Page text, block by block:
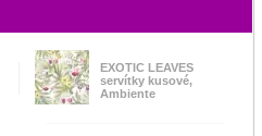
EXOTIC LEAVES
servítky kusové,
Ambiente